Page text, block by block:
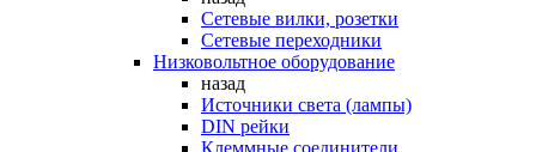
Сетевые вилки, розетки
Сетевые переходники
Низковольтное оборудование
назад
Источники света (лампы)
DIN рейки
Клеммные соединители